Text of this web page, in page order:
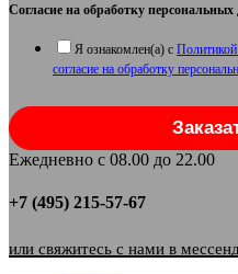
Согласие на обработку
Я ознакомлен(а) с
согласие на обработку
Ежедневно с 08.00 до 22.00
+7 (495) 215-57-67
или свяжитесь с нами в